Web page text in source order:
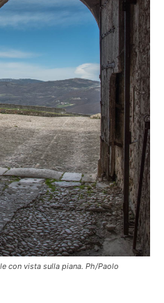
con vista sulla piana. Ph/Paolo